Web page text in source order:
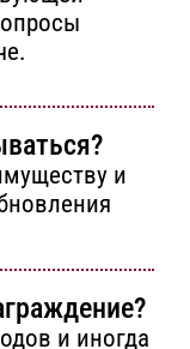
и
и иногда